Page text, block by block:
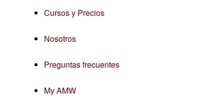
Cursos y Precios
Nosotros
Preguntas frecuentes
My AMW